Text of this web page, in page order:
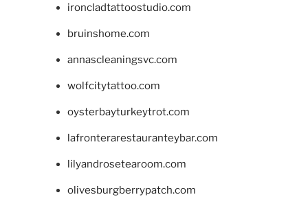
ironcladtattoostudio.com
bruinshome.com
annascleaningsvc.com
wolfcitytattoo.com
oysterbayturkeytrot.com
lafronterarestauranteybar.com
lilyandrosetearoom.com
olivesburgberrypatch.com